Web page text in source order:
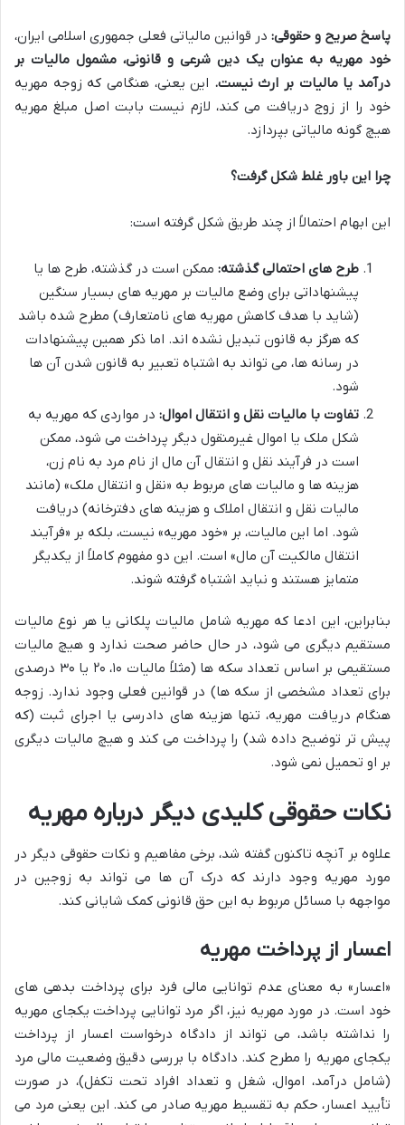
پاسخ صریح و حقوقی: در قوانین مالیاتی فعلی جمهوری اسلامی ایران،
خود مهریه به عنوان یک دین شرعی و قانونی، مشمول مالیات بر
درآمد یا مالیات بر ارث نیست. این یعنی، هنگامی که زوجه مهریه
خود را از زوج دریافت می کند، لازم نیست بابت اصل مبلغ مهریه
هیچ گونه مالیاتی بپردازد.
چرا این باور غلط شکل گرفت؟
این ابهام احتمالاً از چند طریق شکل گرفته است:
طرح های احتمالی گذشته: ممکن است در گذشته، طرح ها یا
پیشنهاداتی برای وضع مالیات بر مهریه های بسیار سنگین
(شاید با هدف کاهش مهریه های نامتعارف) مطرح شده باشد
که هرگز به قانون تبدیل نشده اند. اما ذکر همین پیشنهادات
در رسانه ها، می تواند به اشتباه تعبیر به قانون شدن آن ها
شود.
تفاوت با مالیات نقل و انتقال اموال: در مواردی که مهریه به
شکل ملک یا اموال غیرمنقول دیگر پرداخت می شود، ممکن
است در فرآیند نقل و انتقال آن مال از نام مرد به نام زن،
هزینه ها و مالیات های مربوط به «نقل و انتقال ملک» (مانند
مالیات نقل و انتقال املاک و هزینه های دفترخانه) دریافت
شود. اما این مالیات، بر «خود مهریه» نیست، بلکه بر «فرآیند
انتقال مالکیت آن مال» است. این دو مفهوم کاملاً از یکدیگر
متمایز هستند و نباید اشتباه گرفته شوند.
بنابراین، این ادعا که مهریه شامل مالیات پلکانی یا هر نوع مالیات
مستقیم دیگری می شود، در حال حاضر صحت ندارد و هیچ مالیات
مستقیمی بر اساس تعداد سکه ها (مثلاً مالیات ۱۰، ۲۰ یا ۳۰ درصدی
برای تعداد مشخصی از سکه ها) در قوانین فعلی وجود ندارد. زوجه
هنگام دریافت مهریه، تنها هزینه های دادرسی یا اجرای ثبت (که
پیش تر توضیح داده شد) را پرداخت می کند و هیچ مالیات دیگری
بر او تحمیل نمی شود.
نکات حقوقی کلیدی دیگر درباره مهریه
علاوه بر آنچه تاکنون گفته شد، برخی مفاهیم و نکات حقوقی دیگر در
مورد مهریه وجود دارند که درک آن ها می تواند به زوجین در
مواجهه با مسائل مربوط به این حق قانونی کمک شایانی کند.
اعسار از پرداخت مهریه
«اعسار» به معنای عدم توانایی مالی فرد برای پرداخت بدهی های
خود است. در مورد مهریه نیز، اگر مرد توانایی پرداخت یکجای مهریه
را نداشته باشد، می تواند از دادگاه درخواست اعسار از پرداخت
یکجای مهریه را مطرح کند. دادگاه با بررسی دقیق وضعیت مالی مرد
(شامل درآمد، اموال، شغل و تعداد افراد تحت تکفل)، در صورت
تأیید اعسار، حکم به تقسیط مهریه صادر می کند. این یعنی مرد می